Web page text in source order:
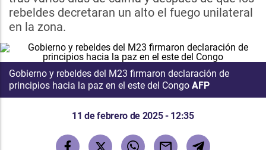
rebeldes decretaran un alto el fuego unilateral
en la zona.
Gobierno y rebeldes del M23 firmaron declaración de
principios hacia la paz en el este del Congo AFP
11 de febrero de 2025 - 12:35